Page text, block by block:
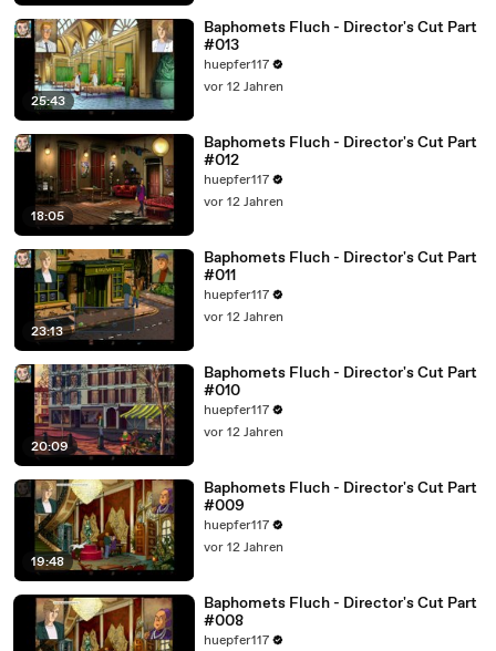
25:43
Baphomets Fluch - Director's Cut Part
#013
huepfer117
vor 12 Jahren
18:05
Baphomets Fluch - Director's Cut Part
#012
huepfer117
vor 12 Jahren
23:13
Baphomets Fluch - Director's Cut Part
#011
huepfer117
vor 12 Jahren
20:09
Baphomets Fluch - Director's Cut Part
#010
huepfer117
vor 12 Jahren
19:48
Baphomets Fluch - Director's Cut Part
#009
huepfer117
vor 12 Jahren
Baphomets Fluch - Director's Cut Part
#008
huepfer117